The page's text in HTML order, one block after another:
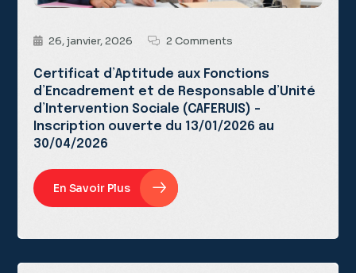
26, janvier, 2026 2 Comments
Certificat d’Aptitude aux Fonctions
d’Encadrement et de Responsable d’Unité
d’Intervention Sociale (CAFERUIS) –
Inscription ouverte du 13/01/2026 au
30/04/2026
En Savoir Plus